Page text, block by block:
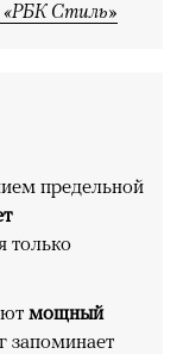
«РБК Стиль»
предельной
только
мощный
запоминает